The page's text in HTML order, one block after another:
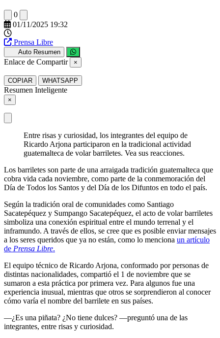
0
01/11/2025 19:32
Prensa Libre
Auto Resumen
Enlace de Compartir ×
COPIAR WHATSAPP
Resumen Inteligente
×
Entre risas y curiosidad, los integrantes del equipo de
Ricardo Arjona participaron en la tradicional actividad
guatemalteca de volar barriletes. Vea sus reacciones.
Los barriletes son parte de una arraigada tradición guatemalteca que
cobra vida cada noviembre, como parte de la conmemoración del
Día de Todos los Santos y del Día de los Difuntos en todo el país.
Según la tradición oral de comunidades como Santiago
Sacatepéquez y Sumpango Sacatepéquez, el acto de volar barriletes
simboliza una conexión espiritual entre el mundo terrenal y el
inframundo. A través de ellos, se cree que es posible enviar mensajes
a los seres queridos que ya no están, como lo menciona un artículo
de Prensa Libre.
El equipo técnico de Ricardo Arjona, conformado por personas de
distintas nacionalidades, compartió el 1 de noviembre que se
sumaron a esta práctica por primera vez. Para algunos fue una
experiencia inusual, mientras que otros se sorprendieron al conocer
cómo varía el nombre del barrilete en sus países.
—¿Es una piñata? ¿No tiene dulces? —preguntó una de las
integrantes, entre risas y curiosidad.